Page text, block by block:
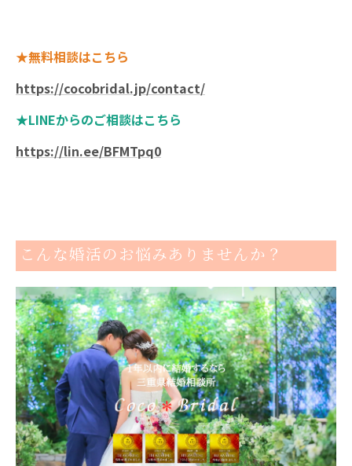
★無料相談はこちら
https://cocobridal.jp/contact/
★LINEからのご相談はこちら
https://lin.ee/BFMTpq0
こんな婚活のお悩みありませんか？